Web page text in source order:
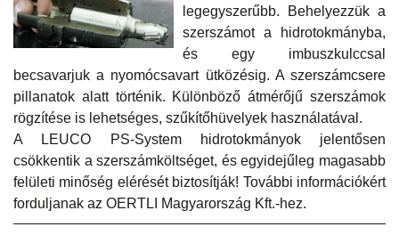
legegyszerűbb. Behelyezzük a
szerszámot a hidrotokmányba,
és egy imbuszkulccsal
becsavarjuk a nyomócsavart ütközésig. A szerszámcsere
pillanatok alatt történik. Különböző átmérőjű szerszámok
rögzítése is lehetséges, szűkítőhüvelyek használatával.
A LEUCO PS-System hidrotokmányok jelentősen
csökkentik a szerszámköltséget, és egyidejűleg magasabb
felületi minőség elérését biztosítják! További információkért
forduljanak az OERTLI Magyarország Kft.-hez.